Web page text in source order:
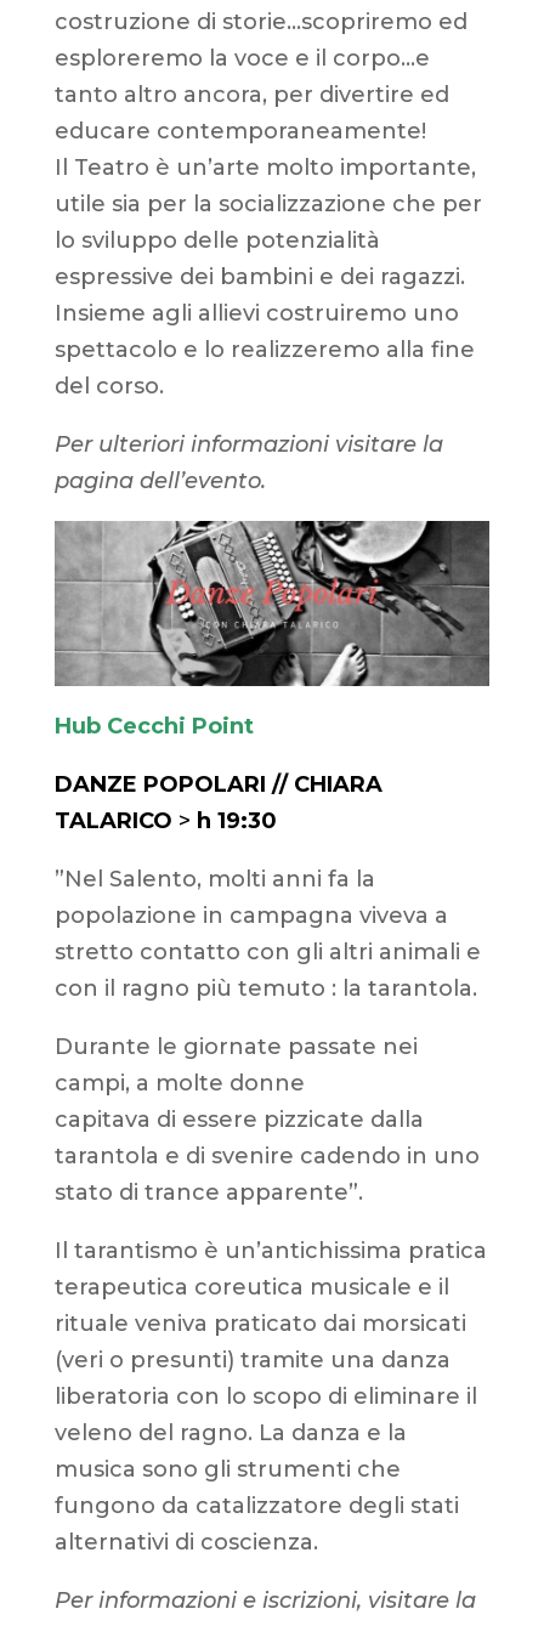
costruzione di storie…scopriremo ed
esploreremo la voce e il corpo…e
tanto altro ancora, per divertire ed
educare contemporaneamente!
Il Teatro è un’arte molto importante,
utile sia per la socializzazione che per
lo sviluppo delle potenzialità
espressive dei bambini e dei ragazzi.
Insieme agli allievi costruiremo uno
spettacolo e lo realizzeremo alla fine
del corso.
Per ulteriori informazioni visitare la
pagina dell’evento.
Hub Cecchi Point
DANZE POPOLARI // CHIARA
TALARICO > h 19:30
”Nel Salento, molti anni fa la
popolazione in campagna viveva a
stretto contatto con gli altri animali e
con il ragno più temuto : la tarantola.
Durante le giornate passate nei
campi, a molte donne
capitava di essere pizzicate dalla
tarantola e di svenire cadendo in uno
stato di trance apparente”.
Il tarantismo è un’antichissima pratica
terapeutica coreutica musicale e il
rituale veniva praticato dai morsicati
(veri o presunti) tramite una danza
liberatoria con lo scopo di eliminare il
veleno del ragno. La danza e la
musica sono gli strumenti che
fungono da catalizzatore degli stati
alternativi di coscienza.
Per informazioni e iscrizioni, visitare la